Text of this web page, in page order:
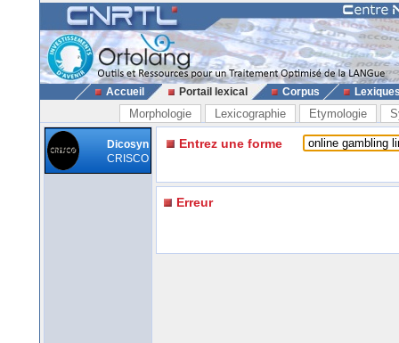
Accueil Portail lexical Corpus
Morphologie Lexicographie Etymologie
Dicosyn
CRISCO
Entrez une forme
Erreur